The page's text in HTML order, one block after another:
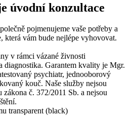
úvodní konzultace
pojmenujeme vaše potřeby a
která vám bude nejlépe vyhovovat.
v rámci vázané živnosti
diagnostika. Garantem kvality je Mgr.
psychiatr, jednooborový
kouč. Naše služby nejsou
č. 372/2011 Sb. a nejsou